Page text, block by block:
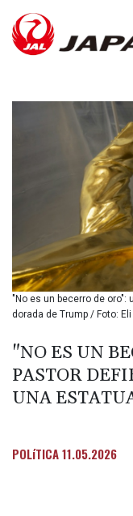
"No es un becerro de
dorada de Trump / Foto:
"NO ES UN
PASTOR
UNA
POLíTICA11.05.2026